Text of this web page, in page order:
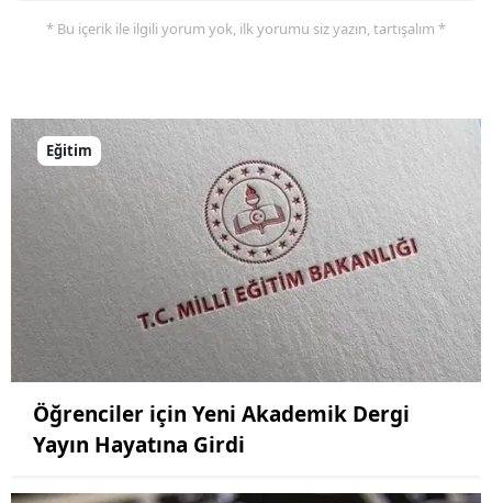
* Bu içerik ile ilgili yorum yok, ilk yorumu siz yazın, tartışalım *
Eğitim
Öğrenciler için Yeni Akademik Dergi
Yayın Hayatına Girdi